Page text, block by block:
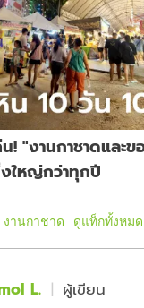
เภอ
” ครั้งที่ 26 ยิ่งใหญ่กว่าทุกปี
งานกาชาด ดูแท็กทั้งหมด
L. ผู้เขียน